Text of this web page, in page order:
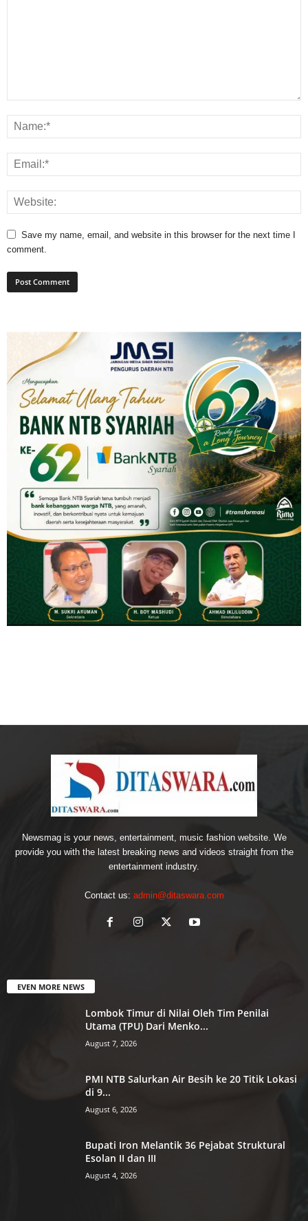
Save my name, email, and website in this browser for the next time I
comment.
Newsmag is your news, entertainment, music fashion website. We
provide you with the latest breaking news and videos straight from the
entertainment industry.
Contact us: admin@ditaswara.com
EVEN MORE NEWS
Lombok Timur di Nilai Oleh Tim Penilai
Utama (TPU) Dari Menko...
August 7, 2026
PMI NTB Salurkan Air Besih ke 20 Titik Lokasi
di 9...
August 6, 2026
Bupati Iron Melantik 36 Pejabat Struktural
Esolan II dan III
August 4, 2026